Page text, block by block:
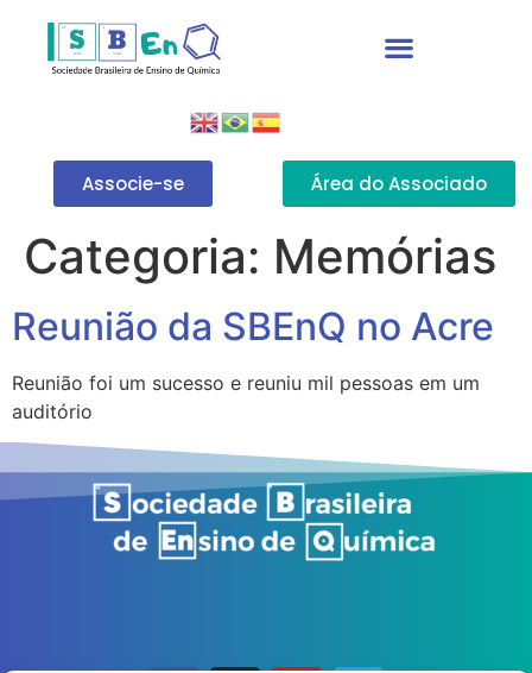
Associe-se Área do Associado
Categoria: Memórias
Reunião da SBEnQ no Acre
Reunião foi um sucesso e reuniu mil pessoas em um
auditório